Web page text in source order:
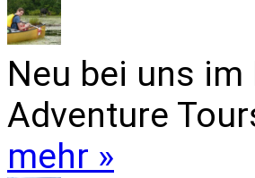
Neu bei uns
Adventure
mehr »